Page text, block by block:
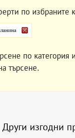
по избраните
по
търсене.
Други изгодни